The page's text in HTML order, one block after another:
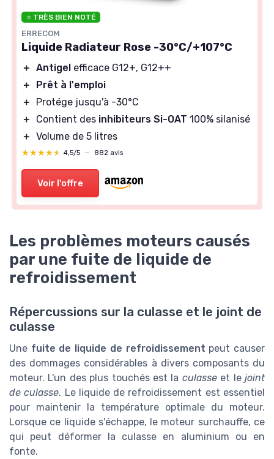
⭐ TRÈS BIEN NOTÉ
ERRECOM
Liquide Radiateur Rose -30°C/+107°C
＋ Antigel efficace G12+, G12++
＋
Prêt à l'emploi
＋
Protége jusqu'à -30°C
＋
Contient des inhibiteurs Si-OAT 100% silanisé
＋ Volume de 5 litres
★★★★★
★★★★★ 4,5/5 — 882 avis
Voir l'offre
Les problèmes moteurs causés
par une fuite de liquide de
refroidissement
Répercussions sur la culasse et le joint de
culasse
Une fuite de liquide de refroidissement peut causer
des dommages considérables à divers composants du
moteur. L'un des plus touchés est la culasseet lejoint
de culasse. Le liquide de refroidissement est essentiel
pour maintenir la température optimale du moteur.
Lorsque ce liquide s'échappe, le moteur surchauffe, ce
qui peut déformer la culasse en aluminium ou en
fonte.